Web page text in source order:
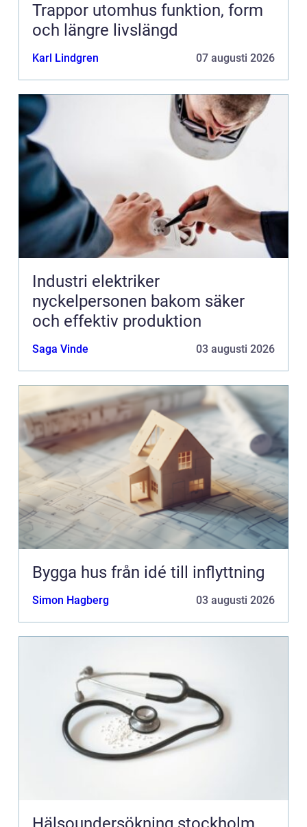
Trappor utomhus funktion, form
och längre livslängd
Karl Lindgren 07 augusti 2026
Industri elektriker
nyckelpersonen bakom säker
och effektiv produktion
Saga Vinde 03 augusti 2026
Bygga hus från idé till inflyttning
Simon Hagberg 03 augusti 2026